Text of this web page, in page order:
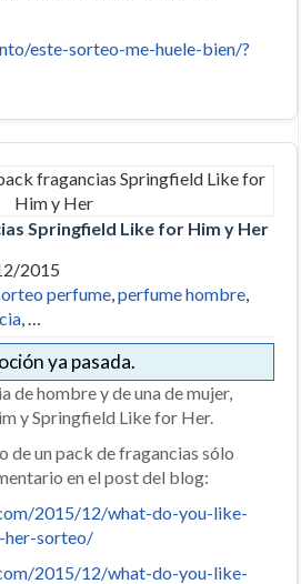
este-sorteo-me-huele-bien/?
Springfield Like for Him y Her
2015
perfume,perfume hombre,
, …
ya pasada.
de hombre y de una de mujer,
y Springfield Like for Her.
de un pack de fragancias sólo
en el post del blog:
2015/12/what-do-you-like-
sorteo/
2015/12/what-do-you-like-